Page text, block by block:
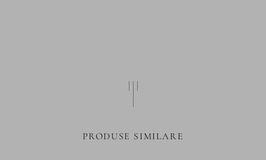
PRODUSE SIMILARE